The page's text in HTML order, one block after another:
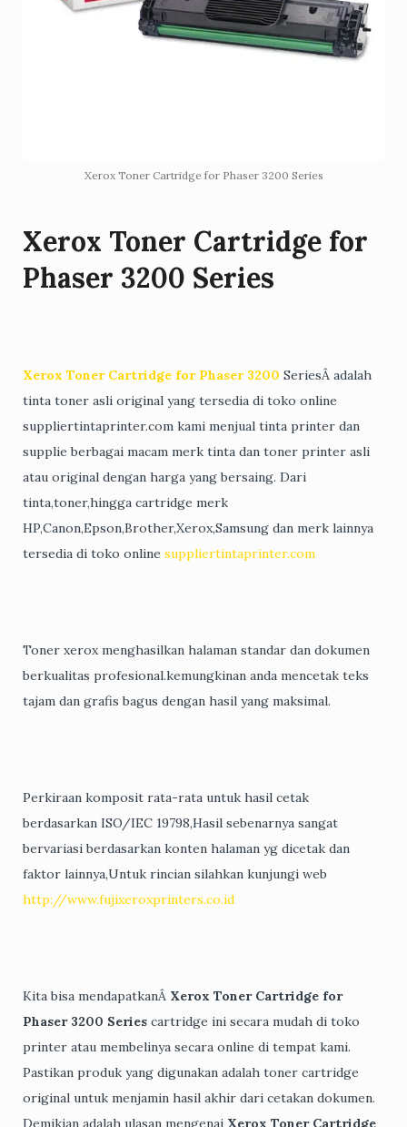
Xerox Toner Cartridge for Phaser 3200 Series
Xerox Toner Cartridge for
Phaser 3200 Series
Xerox Toner Cartridge for Phaser 3200 SeriesÂ adalah
tinta toner asli original yang tersedia di toko online
suppliertintaprinter.com kami menjual tinta printer dan
supplie berbagai macam merk tinta dan toner printer asli
atau original dengan harga yang bersaing. Dari
tinta,toner,hingga cartridge merk
HP,Canon,Epson,Brother,Xerox,Samsung dan merk lainnya
tersedia di toko online suppliertintaprinter.com
Toner xerox menghasilkan halaman standar dan dokumen
berkualitas profesional.kemungkinan anda mencetak teks
tajam dan grafis bagus dengan hasil yang maksimal.
Perkiraan komposit rata-rata untuk hasil cetak
berdasarkan ISO/IEC 19798,Hasil sebenarnya sangat
bervariasi berdasarkan konten halaman yg dicetak dan
faktor lainnya,Untuk rincian silahkan kunjungi web
http://www.fujixeroxprinters.co.id
Kita bisa mendapatkanÂ Xerox Toner Cartridge for
Phaser 3200 Series cartridge ini secara mudah di toko
printer atau membelinya secara online di tempat kami.
Pastikan produk yang digunakan adalah toner cartridge
original untuk menjamin hasil akhir dari cetakan dokumen.
Demikian adalah ulasan mengenai Xerox Toner Cartridge